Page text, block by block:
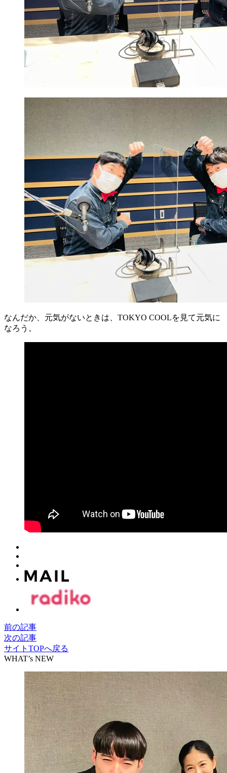
なんだか、元気がないときは、TOKYO COOLを見て元気に
なろう。
前の記事
次の記事
サイトTOPへ戻る
WHAT’s NEW